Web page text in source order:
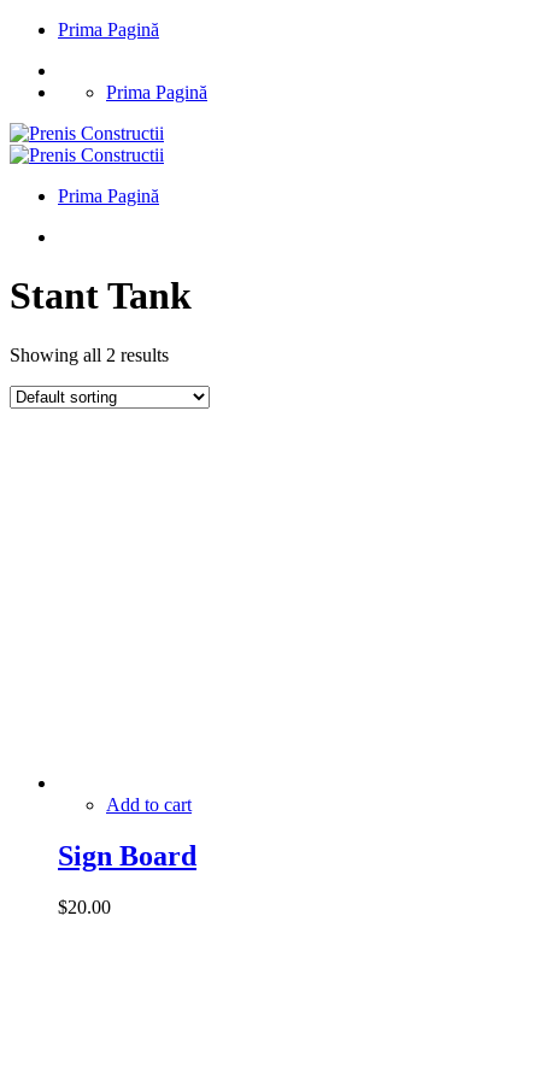
Prima Pagină
Prima Pagină
Prima Pagină
Stant Tank
Showing all 2 results
Add to cart
Sign Board
$20.00